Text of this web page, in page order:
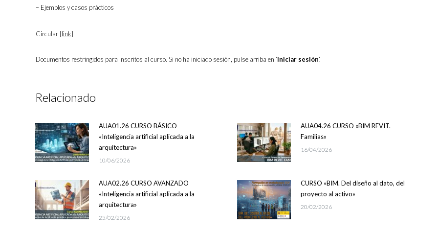
– Ejemplos y casos prácticos
Circular [link]
Documentos restringidos para inscritos al curso. Si no ha iniciado sesión, pulse arriba en ‘Iniciar sesión‘.
Relacionado
AUA01.26 CURSO BÁSICO
«Inteligencia artificial aplicada a la
arquitectura»
10/06/2026
AUA04.26 CURSO «BIM REVIT.
Familias»
16/04/2026
AUA02.26 CURSO AVANZADO
«Inteligencia artificial aplicada a la
arquitectura»
25/02/2026
CURSO «BIM. Del diseño al dato, del
proyecto al activo»
20/02/2026